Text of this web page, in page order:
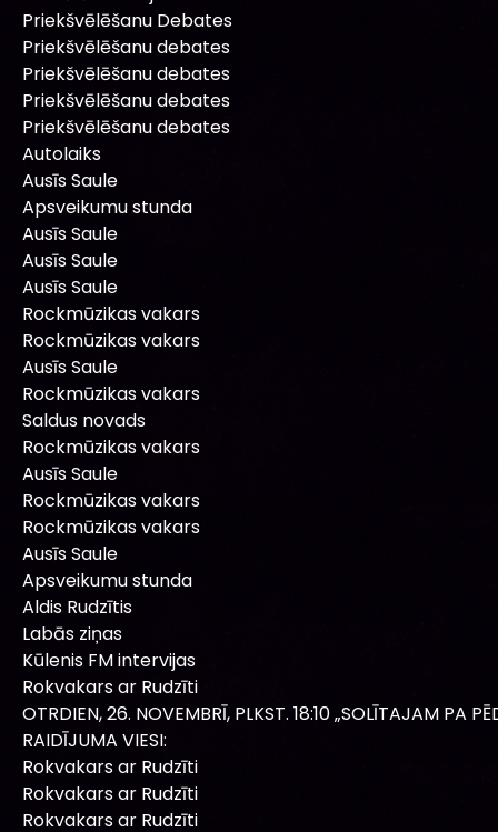
Priekšvēlēšanu Debates
Priekšvēlēšanu debates
Priekšvēlēšanu debates
Priekšvēlēšanu debates
Priekšvēlēšanu debates
Autolaiks
Ausīs Saule
Apsveikumu stunda
Ausīs Saule
Ausīs Saule
Ausīs Saule
Rockmūzikas vakars
Rockmūzikas vakars
Ausīs Saule
Rockmūzikas vakars
Saldus novads
Rockmūzikas vakars
Ausīs Saule
Rockmūzikas vakars
Rockmūzikas vakars
Ausīs Saule
Apsveikumu stunda
Aldis Rudzītis
Labās ziņas
Kūlenis FM intervijas
Rokvakars ar Rudzīti
OTRDIEN, 26. NOVEMBRĪ, PLKST. 18:10 „SOLĪTAJAM PA
RAIDĪJUMA VIESI:
Rokvakars ar Rudzīti
Rokvakars ar Rudzīti
Rokvakars ar Rudzīti